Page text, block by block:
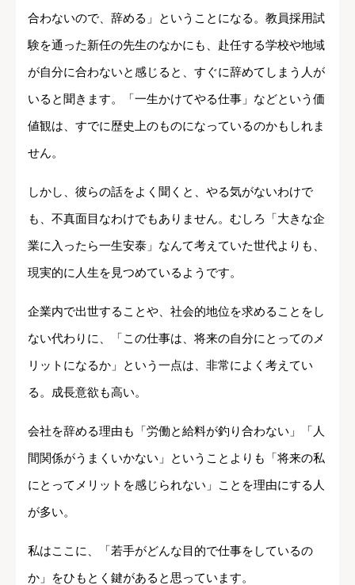
合わないので、辞める」ということになる。教員採用試
験を通った新任の先生のなかにも、赴任する学校や地域
が自分に合わないと感じると、すぐに辞めてしまう人が
いると聞きます。「一生かけてやる仕事」などという価
値観は、すでに歴史上のものになっているのかもしれま
せん。
しかし、彼らの話をよく聞くと、やる気がないわけで
も、不真面目なわけでもありません。むしろ「大きな企
業に入ったら一生安泰」なんて考えていた世代よりも、
現実的に人生を見つめているようです。
企業内で出世することや、社会的地位を求めることをし
ない代わりに、「この仕事は、将来の自分にとってのメ
リットになるか」という一点は、非常によく考えてい
る。成長意欲も高い。
会社を辞める理由も「労働と給料が釣り合わない」「人
間関係がうまくいかない」ということよりも「将来の私
にとってメリットを感じられない」ことを理由にする人
が多い。
私はここに、「若手がどんな目的で仕事をしているの
か」をひもとく鍵があると思っています。